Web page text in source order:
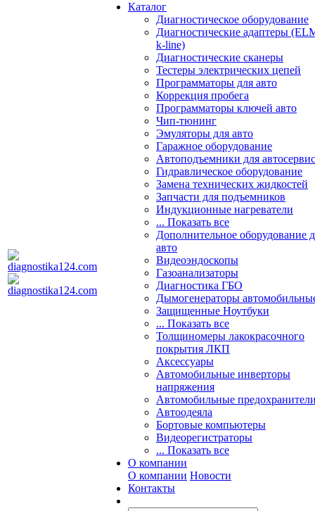
Каталог
Диагностическое оборудование
Диагностические адаптеры
k-line)
Диагностические сканеры
Тестеры электрических цепей
Программаторы для авто
Коррекция пробега
Программаторы ключей авто
Чип-тюнинг
Эмуляторы для авто
Гаражное оборудование
Автоподъемники для
Гидравлическое оборудование
Замена технических жидкостей
Запчасти для подъемников
Индукционные нагреватели
... Показать все
Дополнительное оборудование
авто
Видеоэндоскопы
Газоанализаторы
Диагностика ГБО
Дымогенераторы
Защищенные Ноутбуки
... Показать все
Толщиномеры лакокрасочного
покрытия ЛКП
Аксессуары
Автомобильные инверторы
напряжения
Автомобильные
Автоодеяла
Бортовые компьютеры
Видеорегистраторы
... Показать все
О компании
О компании Новости
Контакты